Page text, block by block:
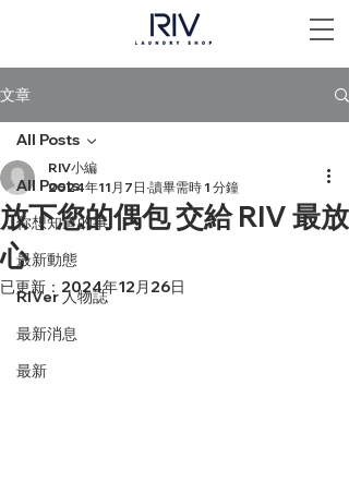
文章
All Posts
你想知道的事
最新動態
RIVer 人物誌
最新消息
最新
All Posts
放下您的偶包 交給 RIV 最放
心
RIV小編
2024年11月7日 讀畢需時 1 分鐘
已更新： 2024年12月26日